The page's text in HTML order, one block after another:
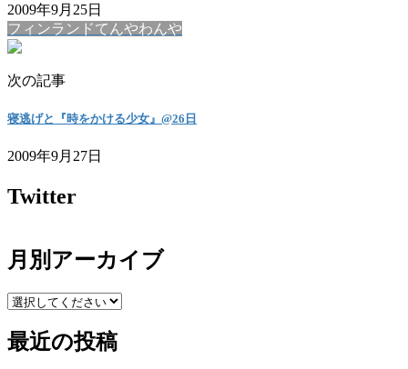
2009年9月25日
フィンランドてんやわんや
次の記事
寝逃げと『時をかける少女』@26日
2009年9月27日
Twitter
月別アーカイブ
最近の投稿